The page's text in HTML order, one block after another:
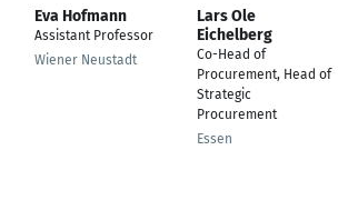
Eva Hofmann
Assistant Professor
Wiener Neustadt
Lars Ole
Eichelberg
Co-Head of
Procurement, Head of
Strategic
Procurement
Essen